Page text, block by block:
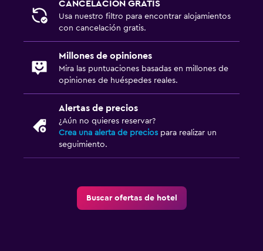
CANCELACIÓN GRATIS
Usa nuestro filtro para encontrar alojamientos
con cancelación gratis.
Millones de opiniones
Mira las puntuaciones basadas en millones de
opiniones de huéspedes reales.
Alertas de precios
¿Aún no quieres reservar?
Crea una alerta de precios para realizar un
seguimiento.
Buscar ofertas de hotel